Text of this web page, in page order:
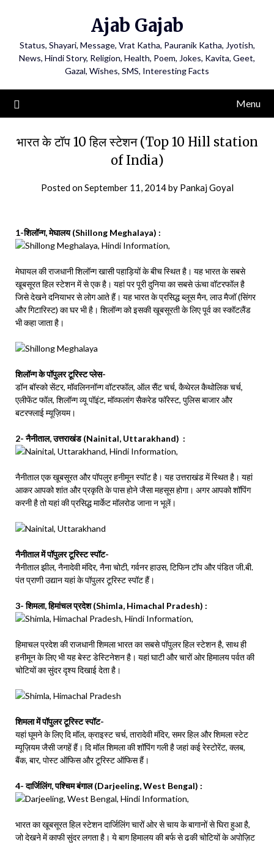
Ajab Gajab
Status, Shayari, Message, Vrat Katha, Pauranik Katha, Jyotish,
News, Hindi Story, Religion, Health, Poem, Jokes, Kavita, Geet,
Gazal, Wishes, SMS, Interesting Facts
Menu
भारत के टॉप 10 हिल स्टेशन (Top 10 Hill station
of India)
Posted onSeptember 11, 2014by Pankaj Goyal
1-शिलॉन्ग, मेघालय (Shillong Meghalaya) :
मेघायल की राजधानी शिलॉन्ग खासी पहाड़ियों के बीच स्थित है। यह भारत के सबसे
खूबसूरत हिल स्टेशन में से एक है। यहां पर पूरी दुनिया का सबसे ऊंचा वॉटरफॉल है
जिसे देखने दनियाभर से लोग आते हैं। यह भारत के प्रसिद्ध ब्लूस मैन, लाउ मैजॉ (सिंगर
और गिटारिस्ट) का घर भी है। शिलॉन्ग को इसकी खूबसूरती के लिए पूर्व का स्कॉटलैंड
भी कहा जाता है।
शिलॉन्ग के पॉपुलर टूरिस्ट प्लेस-
डॉन बॉस्को सेंटर, मॉवलिननॉन्ग वॉटरफॉल, ऑल सैंट चर्च, कैथेरल कैथोलिक चर्च,
एलीफेंट फॉल, शिलॉन्ग व्यू पॉइंट, मॉव्फलांग सैकरेड फॉरेस्ट, पुलिस बाजार और
बटरफ्लाई म्यूज़ियम।
2- नैनीताल, उत्तराखंड (Nainital, Uttarakhand) :
नैनीताल एक खूबसूरत और पॉपलुर हनीमून स्पॉट है। यह उत्तराखंड में स्थित है। यहां
आकर आपको शांत और प्रकृति के पास होने जैसा महसूस होगा। अगर आपको शॉपिंग
करनी है तो यहां की प्रसिद्ध मार्केट मॉलरोड जाना न भूलें।
नैनीताल में पॉपुलर टूरिस्ट स्पॉट-
नैनीताल झील, नैनादेवी मंदिर, नैना चोटी, गर्वनर हाउस, टिफिन टॉप और पंडित जी.बी.
पंत प्राणी उद्यान यहां के पॉपुलर टूरिस्ट स्पॉट हैं।
3- शिमला, हिमांचल प्रदेश (Shimla, Himachal Pradesh) :
हिमाचल प्रदेश की राजधानी शिमला भारत का सबसे पॉपुलर हिल स्टेशन है, साथ ही
हनीमून के लिए भी यह बेस्ट डेस्टिनेशन है। यहां घाटी और चारों ओर हिमालय पर्वत की
चोटियों का सुंदर दृश्‍य दिखाई देता है।
शिमला में पॉपुलर टूरिस्ट स्पॉट-
यहां घूमने के लिए दि मॉल, क्राइस्ट चर्च, तारादेवी मंदिर, समर हिल और शिमला स्टेट
म्यूज़ियम जैसी जगहें हैं। दि मॉल शिमला की शॉपिंग गली है जहां कई रेस्टोरेंट, क्लब,
बैंक, बार, पोस्ट ऑफिस और टूरिस्ट ऑफिस हैं।
4- दार्जिलिंग, पश्चिम बंगाल (Darjeeling, West Bengal) :
भारत का खूबसूरत हिल स्टेशन दार्जिलिंग चारों ओर से चाय के बागानों से घिरा हुआ है,
जो देखने में काफी सुंदर लगता है। ये बाग हिमालय की बर्फ से ढकी चोटियों के अपोज़िट